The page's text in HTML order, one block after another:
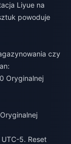
Liyue na
powoduje
czy
Oryginalnej
5. Reset